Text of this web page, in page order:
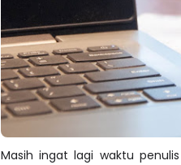
Masih ingat lagi waktu